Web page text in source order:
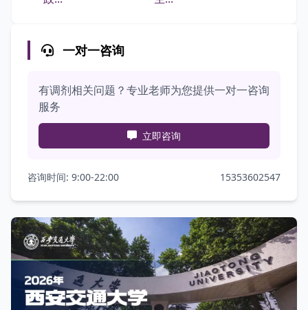
一对一咨询
有调剂相关问题？专业老师为您提供一对一咨询
服务
立即咨询
咨询时间: 9:00-22:00 15353602547